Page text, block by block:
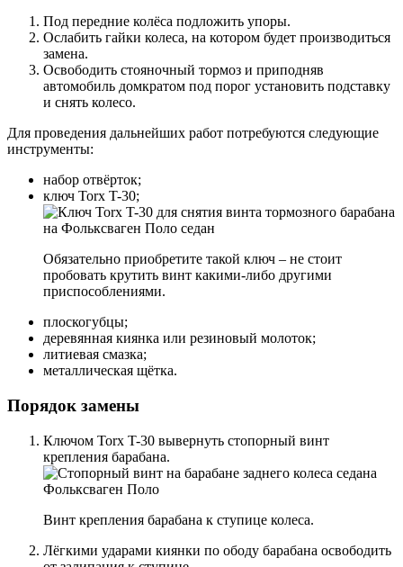
Под передние колёса подложить упоры.
Ослабить гайки колеса, на котором будет производиться
замена.
Освободить стояночный тормоз и приподняв
автомобиль домкратом под порог установить подставку
и снять колесо.
Для проведения дальнейших работ потребуются следующие
инструменты:
набор отвёрток;
ключ Torx T-30;
Обязательно приобретите такой ключ – не стоит
пробовать крутить винт какими-либо другими
приспособлениями.
плоскогубцы;
деревянная киянка или резиновый молоток;
литиевая смазка;
металлическая щётка.
Порядок замены
Ключом Torx T-30 вывернуть стопорный винт
крепления барабана.
Винт крепления барабана к ступице колеса.
Лёгкими ударами киянки по ободу барабана освободить